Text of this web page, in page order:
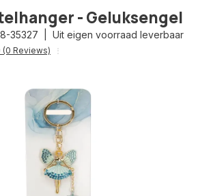
- Geluksengel
35327 | Uit eigen voorraad leverbaar
(0 Reviews)